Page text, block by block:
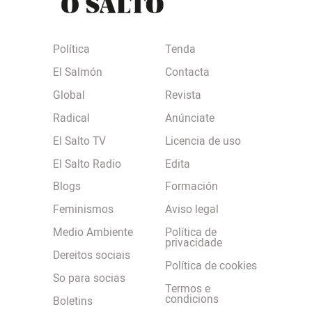
Política
El Salmón
Global
Radical
El Salto TV
El Salto Radio
Blogs
Feminismos
Medio Ambiente
Dereitos sociais
So para socias
Boletins
Tenda
Contacta
Revista
Anúnciate
Licencia de uso
Edita
Formación
Aviso legal
Política de
privacidade
Política de cookies
Termos e
condicions